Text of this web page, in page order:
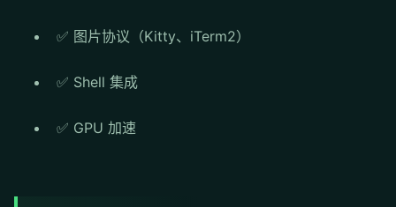
✅ 图片协议（Kitty、iTerm2）
✅ Shell 集成
✅ GPU 加速